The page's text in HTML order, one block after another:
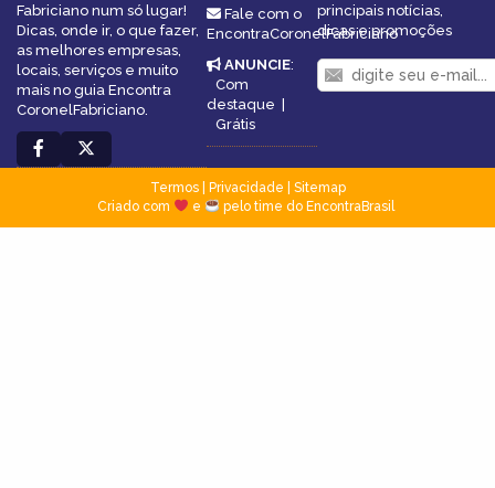
Fabriciano num só lugar!
Dicas, onde ir, o que fazer,
as melhores empresas,
locais, serviços e muito
mais no guia Encontra
CoronelFabriciano.
Fale com o
EncontraCoronelFabriciano
ANUNCIE:
Com
destaque
Grátis
principais notícias,
dicas e promoções
Termos| Privacidade
Sitemap
Criado com
e pelo time do EncontraBrasil